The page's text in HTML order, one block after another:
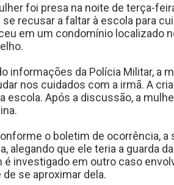
foi presa na noite de terça-
se recusar a faltar à escola para
em um condomínio localizado
informações da Polícia Militar, a
nos cuidados com a irmã. A
escola. Após a discussão, a
o boletim de ocorrência,
alegando que ele teria a guarda
é investigado em outro caso
de se aproximar dela.